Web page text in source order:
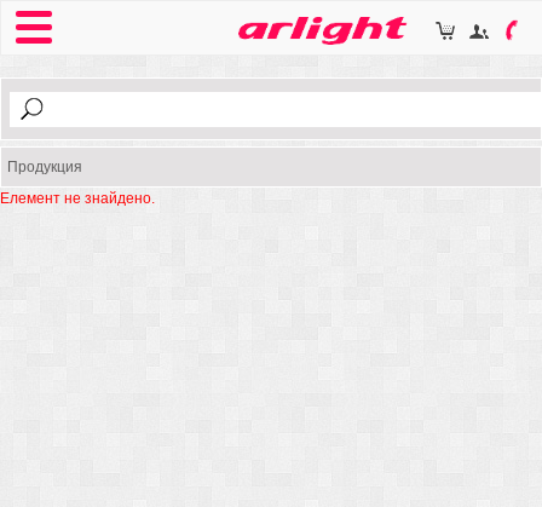
Продукция
Елемент не знайдено.